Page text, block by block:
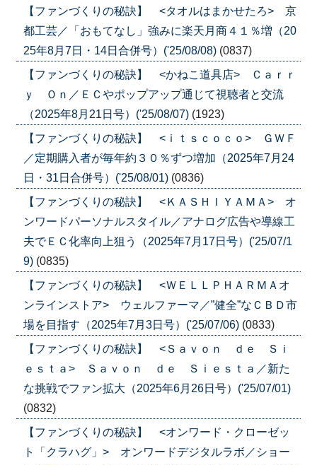
【ファンづくりの秘訣】 <タオルはまかせたろ> 京
都工芸／「おもてなし」強みに楽天月商４１％増（20
25年8月7日・14日合併号）('25/08/08) (0837)
【ファンづくりの秘訣】 <かねこ道具店> Ｃａｒｒ
ｙ Ｏｎ／ＥＣやポップアップ通じて視聴者と交流
（2025年8月21日号）('25/08/07) (1923)
【ファンづくりの秘訣】 <ｉｔｓｃｏｃｏ> ＧＷＦ
／定期購入者が毎年約３０％ずつ増加（2025年7月24
日・31日合併号）('25/08/01) (0836)
【ファンづくりの秘訣】 <ＫＡＳＨＩＹＡＭＡ> オ
ンワードパーソナルスタイル／アナログ広告や導線工
夫でＥＣ化率向上狙う（2025年7月17日号）('25/07/1
9) (0835)
【ファンづくりの秘訣】 <ＷＥＬＬＰＨＡＲＭＡオ
ンラインストア> ウェルファーマ／”健全”なＣＢＤ市
場を目指す（2025年7月3日号）('25/07/06) (0833)
【ファンづくりの秘訣】 <Ｓａｖｏｎ ｄｅ Ｓｉ
ｅｓｔａ> Ｓａｖｏｎ ｄｅ Ｓｉｅｓｔａ／新た
な挑戦でファン拡大（2025年6月26日号）('25/07/01)
(0832)
【ファンづくりの秘訣】 <オンワード・クローゼッ
ト「クラハグ」> オンワードデジタルラボ／ショー